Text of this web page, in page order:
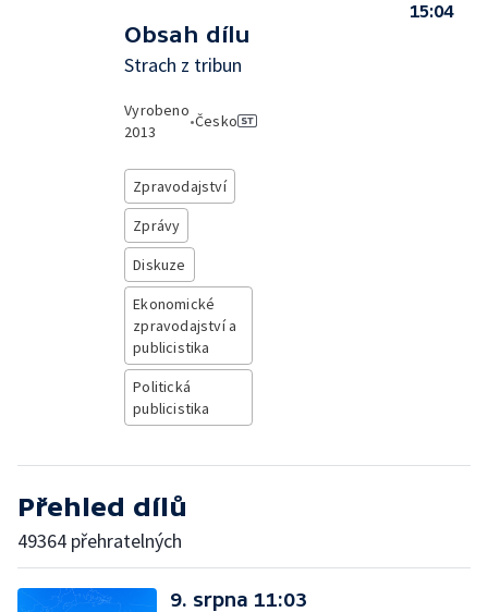
Obsah dílu
Strach z tribun
Vyrobeno
2013
•Česko
Zpravodajství
Zprávy
Diskuze
Ekonomické
zpravodajství a
publicistika
Politická
publicistika
15:04
Přehled dílů
49364 přehratelných
9. srpna 11:03